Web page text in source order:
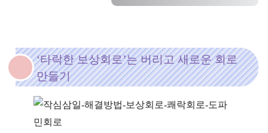
‘타락한 보상회로’는 버리고 새로운 회로
만들기